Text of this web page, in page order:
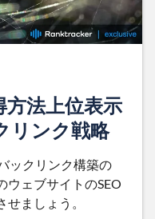
法上位表示
リンク戦略
ックリンク構築の
ウェブサイトのSEO
ましょう。